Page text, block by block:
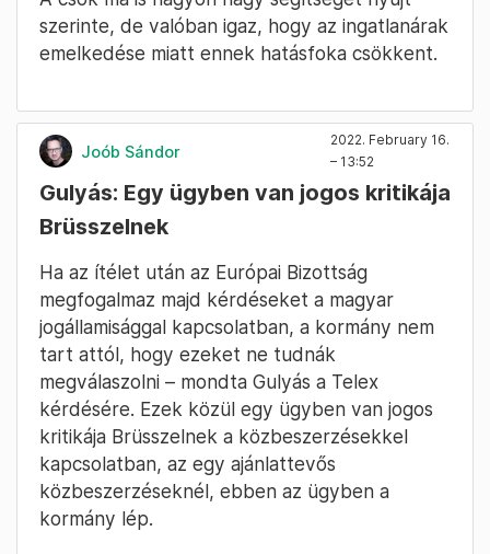
szerinte, de valóban igaz, hogy az ingatlanárak
emelkedése miatt ennek hatásfoka csökkent.
Joób Sándor
2022. February 16.
– 13:52
Gulyás: Egy ügyben van jogos kritikája
Brüsszelnek
Ha az ítélet után az Európai Bizottság
megfogalmaz majd kérdéseket a magyar
jogállamisággal kapcsolatban, a kormány nem
tart attól, hogy ezeket ne tudnák
megválaszolni – mondta Gulyás a Telex
kérdésére. Ezek közül egy ügyben van jogos
kritikája Brüsszelnek a közbeszerzésekkel
kapcsolatban, az egy ajánlattevős
közbeszerzéseknél, ebben az ügyben a
kormány lép.